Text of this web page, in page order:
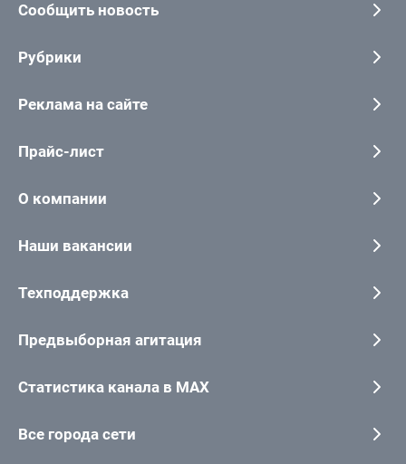
Сообщить новость
Рубрики
Реклама на сайте
Прайс-лист
О компании
Наши вакансии
Техподдержка
Предвыборная агитация
Статистика канала в MAX
Все города сети